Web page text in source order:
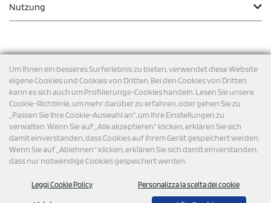
Um Ihnen ein besseres Surferlebnis zu bieten, verwendet diese Website
eigene Cookies und Cookies von Dritten. Bei den Cookies von Dritten
kann es sich auch um Profilierungs-Cookies handeln. Lesen Sie unsere
Cookie-Richtlinie, um mehr darüber zu erfahren, oder gehen Sie zu
„Passen Sie Ihre Cookie-Auswahl an“, um Ihre Einstellungen zu
verwalten. Wenn Sie auf „Alle akzeptieren“ klicken, erklären Sie sich
damit einverstanden, dass Cookies auf Ihrem Gerät gespeichert werden.
Wenn Sie auf „Ablehnen“ klicken, erklären Sie sich damit einverstanden,
dass nur notwendige Cookies gespeichert werden.
Leggi Cookie Policy Personalizza la scelta dei cookie
Nutzung
Versand
© 2026 StampaSi s.r.l. ALLE RECHTE SIND VORBEHALTEN -